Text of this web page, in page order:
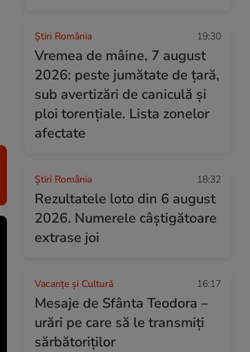
Știri România 19:30
Vremea de mâine, 7 august
2026: peste jumătate de țară,
sub avertizări de caniculă și
ploi torențiale. Lista zonelor
afectate
Știri România 18:32
Rezultatele loto din 6 august
2026. Numerele câștigătoare
extrase joi
Vacanțe și Cultură 16:17
Mesaje de Sfânta Teodora –
urări pe care să le transmiți
sărbătoriților